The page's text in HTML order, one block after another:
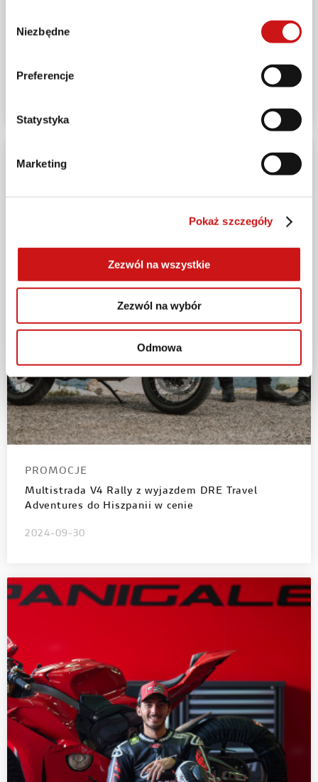
zgody
Niezbędne
Preferencje
Statystyka
Marketing
Pokaż szczegóły
Zezwól na wszystkie
Zezwól na wybór
Odmowa
PROMOCJE
5: tylko teraz z pakietem serwisowym w cenie
PROMOCJE
Multistrada V4 Rally z wyjazdem DRE Travel
Adventures do Hiszpanii w cenie
2024-09-30